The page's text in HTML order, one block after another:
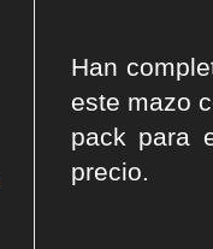
Han
este mazo
pack para
precio.